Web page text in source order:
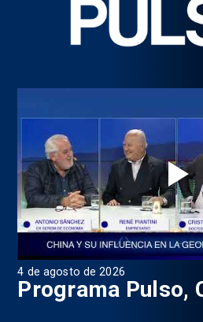
4 de agosto de 2026
Programa Pulso,